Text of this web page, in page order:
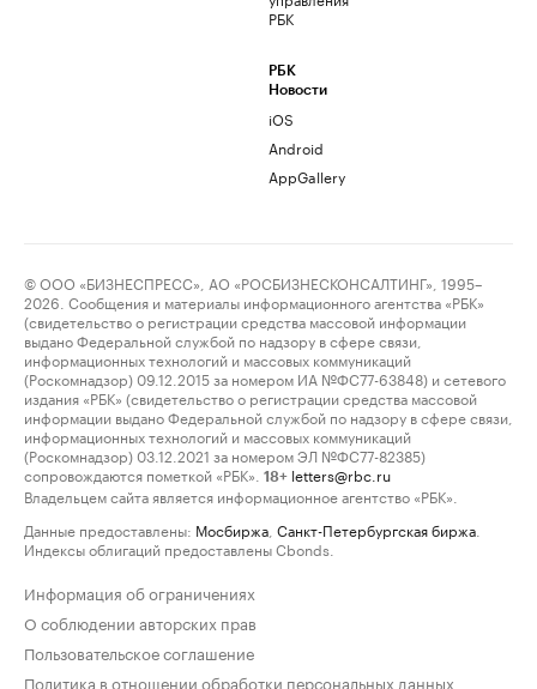
РБК
РБК
Новости
iOS
Android
AppGallery
© ООО «БИЗНЕСПРЕСС», АО «РОСБИЗНЕСКОНСАЛТИНГ», 1995–
2026. Сообщения и материалы информационного агентства «РБК»
(свидетельство о регистрации средства массовой информации
выдано Федеральной службой по надзору в сфере связи,
информационных технологий и массовых коммуникаций
(Роскомнадзор) 09.12.2015 за номером ИА №ФС77-63848) и сетевого
издания «РБК» (свидетельство о регистрации средства массовой
информации выдано Федеральной службой по надзору в сфере связи,
информационных технологий и массовых коммуникаций
(Роскомнадзор) 03.12.2021 за номером ЭЛ №ФС77-82385)
сопровождаются пометкой «РБК».
18+ letters@rbc.ru
Владельцем сайта является информационное агентство «РБК».
Данные предоставлены: Мосбиржа Санкт-Петербургская биржа
Индексы облигаций предоставлены Cbonds.
Информация об ограничениях
О соблюдении авторских прав
Пользовательское соглашение
Политика в отношении обработки персональных данных